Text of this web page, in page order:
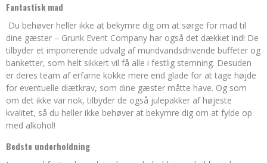
Fantastisk mad
Du behøver heller ikke at bekymre dig om at sørge for mad til
dine gæster – Grunk Event Company har også det dækket ind! De
tilbyder et imponerende udvalg af mundvandsdrivende buffeter og
banketter, som helt sikkert vil få alle i festlig stemning. Desuden
er deres team af erfarne kokke mere end glade for at tage højde
for eventuelle diætkrav, som dine gæster måtte have. Og som
om det ikke var nok, tilbyder de også julepakker af højeste
kvalitet, så du heller ikke behøver at bekymre dig om at fylde op
med alkohol!
Bedste underholdning